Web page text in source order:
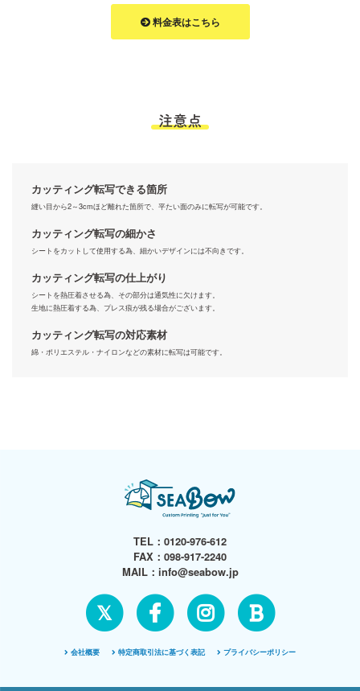
料金表はこちら
注意点
カッティング転写できる箇所
縫い目から2～3cmほど離れた箇所で、平たい面のみに転写が可能です。
カッティング転写の細かさ
シートをカットして使用する為、細かいデザインには不向きです。
カッティング転写の仕上がり
シートを熱圧着させる為、その部分は通気性に欠けます。
生地に熱圧着する為、プレス痕が残る場合がございます。
カッティング転写の対応素材
綿・ポリエステル・ナイロンなどの素材に転写は可能です。
TEL： 0120-976-612
FAX：098-917-2240
MAIL： info@seabow.jp
𝕏
会社概要 特定商取引法に基づく表記 プライバシーポリシー